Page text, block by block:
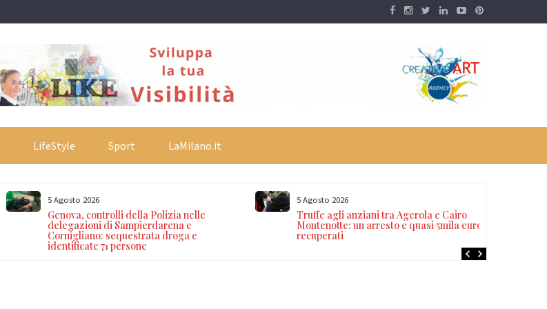
LifeStyle Sport LaMilano.it
5 Agosto 2026
Genova, controlli della Polizia nelle
delegazioni di Sampierdarena e
Cornigliano: sequestrata droga e
identificate 71 persone
5 Agosto 2026
Truffe agli anziani tra Agerola e Cairo
Montenotte: un arresto e quasi 5mila euro
recuperati